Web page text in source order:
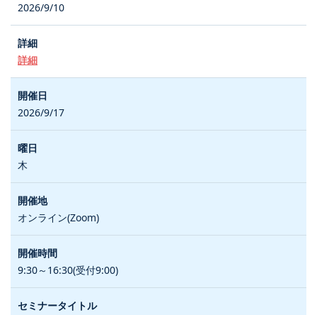
2026/9/10
詳細
2026/9/17
木
オンライン(Zoom)
9:30～16:30(受付9:00)